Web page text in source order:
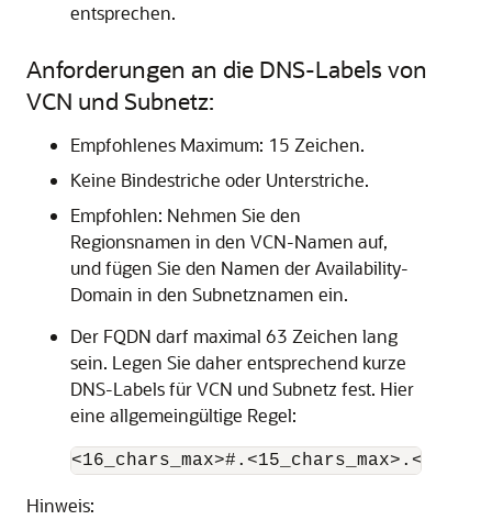
entsprechen.
Anforderungen an die DNS-Labels von
VCN und Subnetz:
Empfohlenes Maximum: 15 Zeichen.
Keine Bindestriche oder Unterstriche.
Empfohlen: Nehmen Sie den
Regionsnamen in den VCN-Namen auf,
und fügen Sie den Namen der Availability-
Domain in den Subnetznamen ein.
Der FQDN darf maximal 63 Zeichen lang
sein. Legen Sie daher entsprechend kurze
DNS-Labels für VCN und Subnetz fest. Hier
eine allgemeingültige Regel:
Hinweis: